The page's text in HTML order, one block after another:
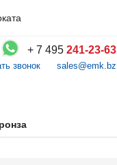
+ 7 495 241-23-63
звонок sales@emk.bz